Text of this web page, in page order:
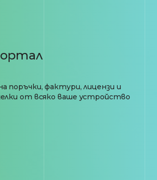
поръчки, фактури, лицензи и
от всяко ваше устройство